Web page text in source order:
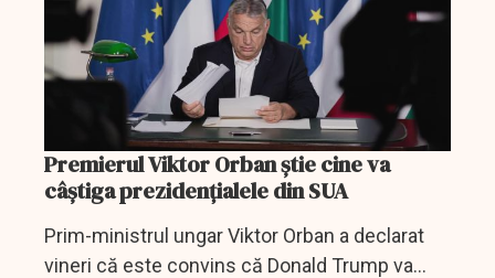
Premierul Viktor Orban știe cine va
câștiga prezidențialele din SUA
Prim-ministrul ungar Viktor Orban a declarat
vineri că este convins că Donald Trump va